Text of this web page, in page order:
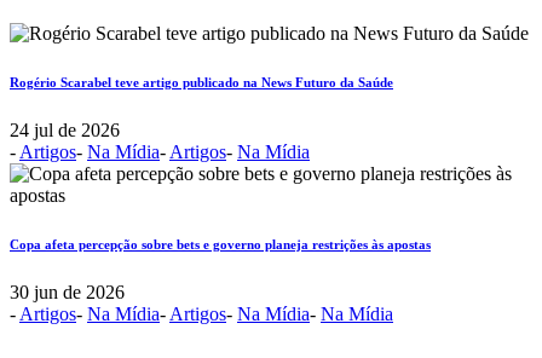
Rogério Scarabel teve artigo publicado na News Futuro da Saúde
24 jul de 2026
- Artigos- Na Mídia- Artigos- Na Mídia
Copa afeta percepção sobre bets e governo planeja restrições às apostas
30 jun de 2026
- Artigos- Na Mídia- Artigos- Na Mídia- Na Mídia